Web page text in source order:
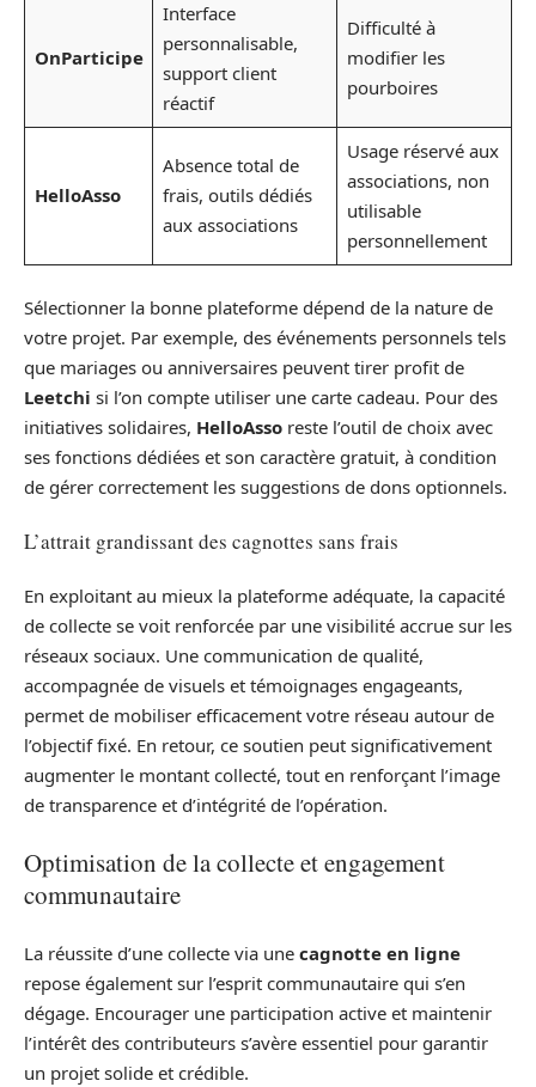
OnParticipe
Interface
personnalisable,
support client
réactif
Difficulté à
modifier les
pourboires
HelloAsso
Absence total de
frais, outils dédiés
aux associations
Usage réservé aux
associations, non
utilisable
personnellement
Sélectionner la bonne plateforme dépend de la nature de
votre projet. Par exemple, des événements personnels tels
que mariages ou anniversaires peuvent tirer profit de
Leetchi si l’on compte utiliser une carte cadeau. Pour des
initiatives solidaires, HelloAsso reste l’outil de choix avec
ses fonctions dédiées et son caractère gratuit, à condition
de gérer correctement les suggestions de dons optionnels.
L’attrait grandissant des cagnottes sans frais
En exploitant au mieux la plateforme adéquate, la capacité
de collecte se voit renforcée par une visibilité accrue sur les
réseaux sociaux. Une communication de qualité,
accompagnée de visuels et témoignages engageants,
permet de mobiliser efficacement votre réseau autour de
l’objectif fixé. En retour, ce soutien peut significativement
augmenter le montant collecté, tout en renforçant l’image
de transparence et d’intégrité de l’opération.
Optimisation de la collecte et engagement
communautaire
La réussite d’une collecte via une cagnotte en ligne
repose également sur l’esprit communautaire qui s’en
dégage. Encourager une participation active et maintenir
l’intérêt des contributeurs s’avère essentiel pour garantir
un projet solide et crédible.